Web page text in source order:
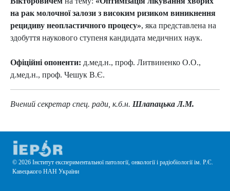
на рак молочної залози з високим ризиком виникнення
рецидиву неопластичного процесу», яка представлена на
здобуття наукового ступеня кандидата медичних наук.
Офіційні опоненти: д.мед.н., проф. Литвиненко О.О.,
д.мед.н., проф. Чешук В.Є.
Вчений секретар спец. ради, к.б.н. Шлапацька Л.М.
© 2026 Інститут експериментальної патології, онкології і радіобіології ім. Р.Є.
Кавецького НАН України